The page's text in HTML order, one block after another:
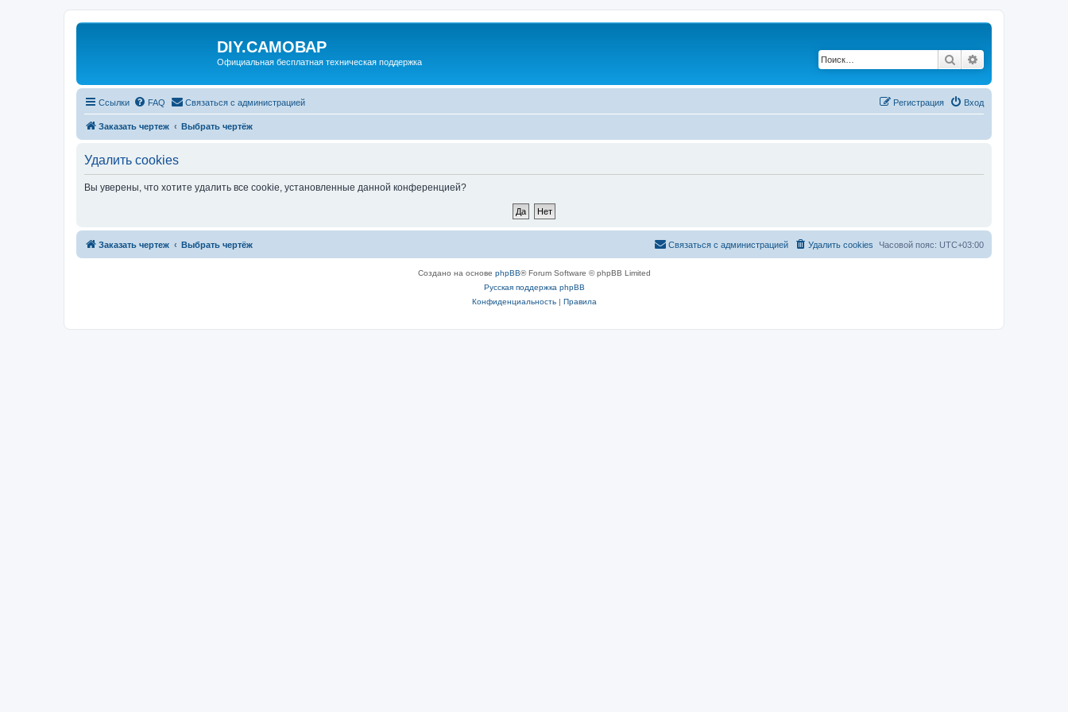
DIY.САМОВАР
Официальная бесплатная техническая поддержка Поиск
Ссылки FAQ Связаться с администрацией Вход
Регистрация
Заказать чертеж Выбрать чертёж
Удалить cookies
Вы уверены, что хотите удалить все cookie, установленные данной конференцией?
Заказать чертеж Выбрать чертёж Часовой пояс: UTC+03:00
Удалить cookies
Связаться с администрацией
Создано на основе phpBB® Forum Software © phpBB Limited
Русская поддержка phpBB
Конфиденциальность| Правила